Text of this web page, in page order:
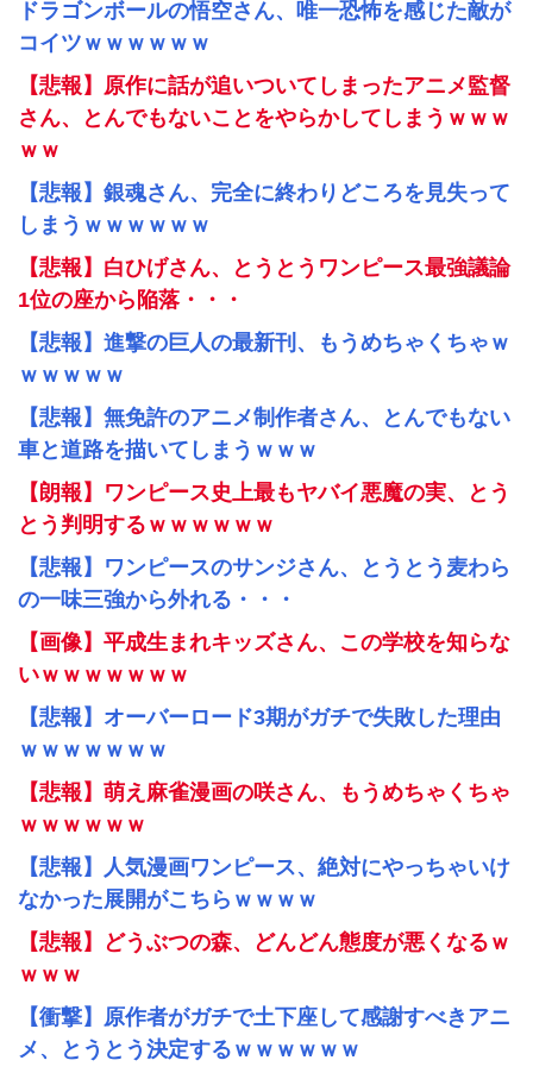
ドラゴンボールの悟空さん、唯一恐怖を感じた敵が
コイツｗｗｗｗｗｗ
【悲報】原作に話が追いついてしまったアニメ監督
さん、とんでもないことをやらかしてしまうｗｗｗ
ｗｗ
【悲報】銀魂さん、完全に終わりどころを見失って
しまうｗｗｗｗｗｗ
【悲報】白ひげさん、とうとうワンピース最強議論
1位の座から陥落・・・
【悲報】進撃の巨人の最新刊、もうめちゃくちゃｗ
ｗｗｗｗｗ
【悲報】無免許のアニメ制作者さん、とんでもない
車と道路を描いてしまうｗｗｗ
【朗報】ワンピース史上最もヤバイ悪魔の実、とう
とう判明するｗｗｗｗｗｗ
【悲報】ワンピースのサンジさん、とうとう麦わら
の一味三強から外れる・・・
【画像】平成生まれキッズさん、この学校を知らな
いｗｗｗｗｗｗｗ
【悲報】オーバーロード3期がガチで失敗した理由
ｗｗｗｗｗｗｗ
【悲報】萌え麻雀漫画の咲さん、もうめちゃくちゃ
ｗｗｗｗｗｗ
【悲報】人気漫画ワンピース、絶対にやっちゃいけ
なかった展開がこちらｗｗｗｗ
【悲報】どうぶつの森、どんどん態度が悪くなるｗ
ｗｗｗ
【衝撃】原作者がガチで土下座して感謝すべきアニ
メ、とうとう決定するｗｗｗｗｗｗ